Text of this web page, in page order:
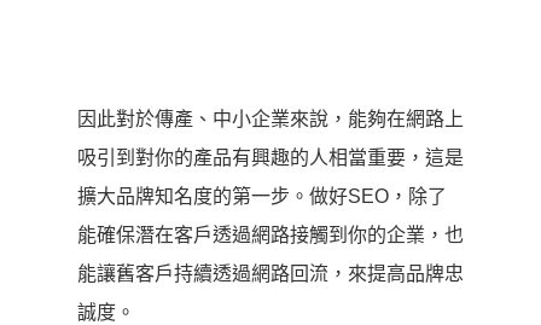
因此對於傳產、中小企業來說，能夠在網路上
吸引到對你的產品有興趣的人相當重要，這是
擴大品牌知名度的第一步。做好SEO，除了
能確保潛在客戶透過網路接觸到你的企業，也
能讓舊客戶持續透過網路回流，來提高品牌忠
誠度。